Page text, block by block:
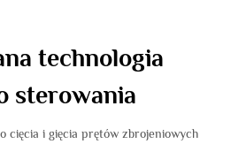
technologia
sterowania
cięcia i gięcia prętów zbrojeniowych